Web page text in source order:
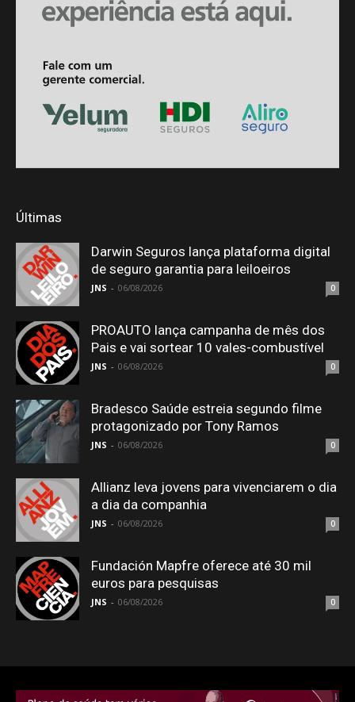
Últimas
Darwin Seguros lança plataforma digital
de seguro garantia para leiloeiros
JNS - 06/08/2026 0
PROAUTO lança campanha de mês dos
Pais e vai sortear 10 vales-combustível
JNS - 06/08/2026 0
Bradesco Saúde estreia segundo filme
protagonizado por Tony Ramos
JNS - 06/08/2026 0
Allianz leva jovens para vivenciarem o dia
a dia da companhia
JNS - 06/08/2026 0
Fundación Mapfre oferece até 30 mil
euros para pesquisas
JNS - 06/08/2026 0